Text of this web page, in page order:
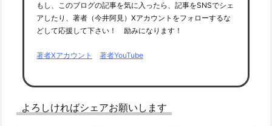
もし、このブログの記事を気に入ったら、記事をSNSでシェ
アしたり、著者（今井阿見）Xアカウントをフォローするな
どして応援して下さい！ 励みになります！
著者Xアカウント 著者YouTube
よろしければシェアお願いします